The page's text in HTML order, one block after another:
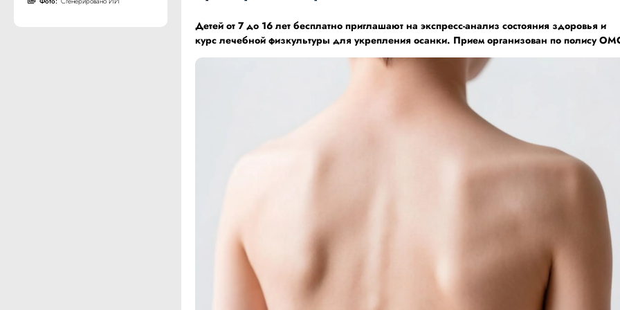
Детей от 7 до 16 лет бесплатно приглашают на экспресс-анализ состояния здоровья и
курс лечебной физкультуры для укрепления осанки. Прием организован по полису